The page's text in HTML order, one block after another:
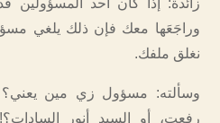
زائدة: إذا كان أحد المسؤولين
وراجَعَها معك فإن ذلك يلغي
نغلق ملفك.
وسألته: مسؤول زي مين يعني؟
رفعت، أو السيد أنور